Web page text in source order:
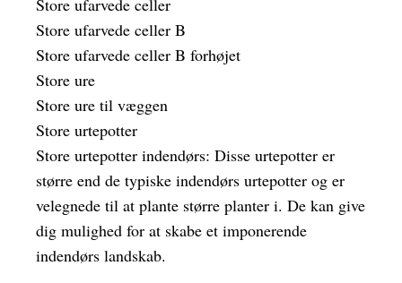
Store ufarvede celler
Store ufarvede celler B
Store ufarvede celler B forhøjet
Store ure
Store ure til væggen
Store urtepotter
Store urtepotter indendørs: Disse urtepotter er
større end de typiske indendørs urtepotter og er
velegnede til at plante større planter i. De kan give
dig mulighed for at skabe et imponerende
indendørs landskab.